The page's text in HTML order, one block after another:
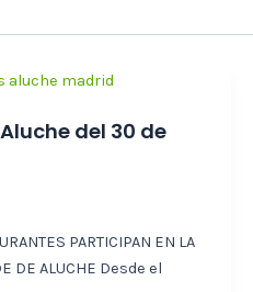
del 30 de
PARTICIPAN EN LA
DE ALUCHE Desde el